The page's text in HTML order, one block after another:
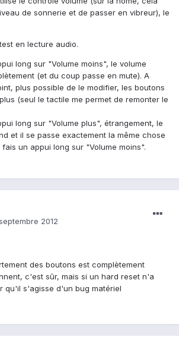
de sonnerie et de passer en vibreur), le
en lecture audio.
long sur "Volume moins", le volume
(et du coup passe en mute). A
plus possible de le modifier, les boutons
(seul le tactile me permet de remonter le
long sur "Volume plus", étrangement, le
et il se passe exactement la même chose
un appui long sur "Volume moins".
2012
des boutons est complètement
c'est sûr, mais si un hard reset n'a
qu'il s'agisse d'un bug matériel